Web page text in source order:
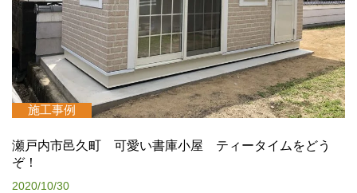
施工事例
瀬戸内市邑久町 可愛い書庫小屋 ティータイムをどう
ぞ！
2020/10/30